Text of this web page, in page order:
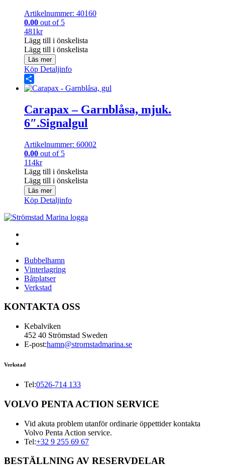
Artikelnummer: 40160
0.00 out of 5
481kr
Lägg till i önskelista
Lägg till i önskelista
Läs mer
Köp Detaljinfo
Share
Carapax – Garnblåsa, mjuk.
6″.Signalgul
Artikelnummer: 60002
0.00 out of 5
114kr
Lägg till i önskelista
Lägg till i önskelista
Läs mer
Köp Detaljinfo
Bubbelhamn
Vinterlagring
Båtplatser
Verkstad
KONTAKTA OSS
Kebalviken
452 40 Strömstad Sweden
E-post:hamn@stromstadmarina.se
Verkstad
Tel:0526-714 133
VOLVO PENTA ACTION SERVICE
Vid akuta problem utanför ordinarie öppettider kontakta
Volvo Penta Action service.
Tel:+32 9 255 69 67
BESTÄLLNING AV RESERVDELAR